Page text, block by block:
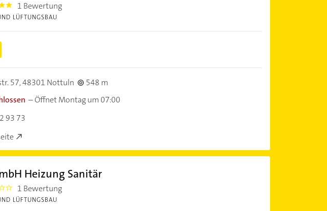
1 Bewertung
LÜFTUNGSBAU
57,48301 Nottuln
548 m
–Öffnet Montag um 07:00
93 73
Heizung Sanitär
1 Bewertung
LÜFTUNGSBAU